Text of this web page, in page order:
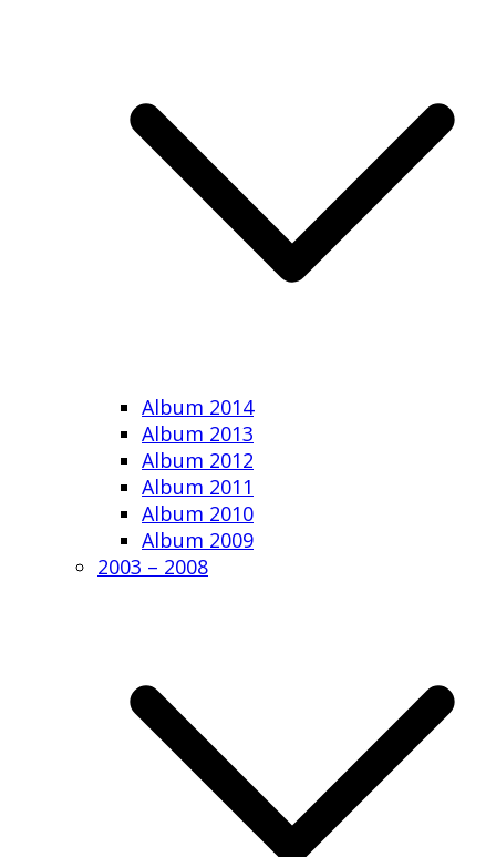
Album 2014
Album 2013
Album 2012
Album 2011
Album 2010
Album 2009
2003 – 2008